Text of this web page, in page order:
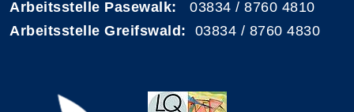
Arbeitsstelle Pasewalk: 03834 / 8760 4810
Arbeitsstelle Greifswald: 03834 / 8760 4830